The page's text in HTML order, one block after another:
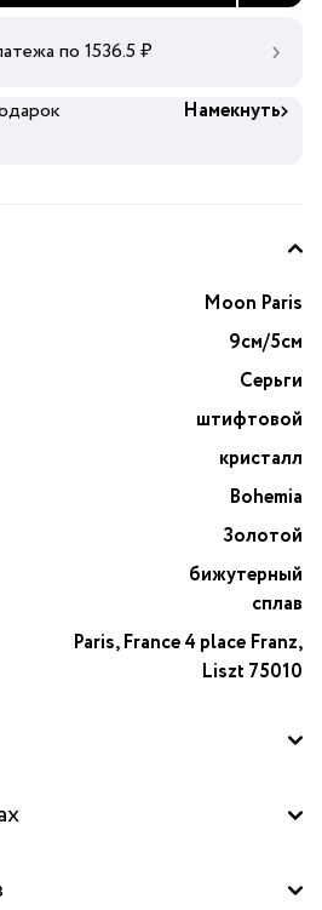
по 1536.5 ₽
Намекнуть
Moon Paris
9см/5см
Серьги
штифтовой
кристалл
Bohemia
Золотой
бижутерный
сплав
Paris, France 4 place Franz,
Liszt 75010
замком. Подвески
дополнена
Москва